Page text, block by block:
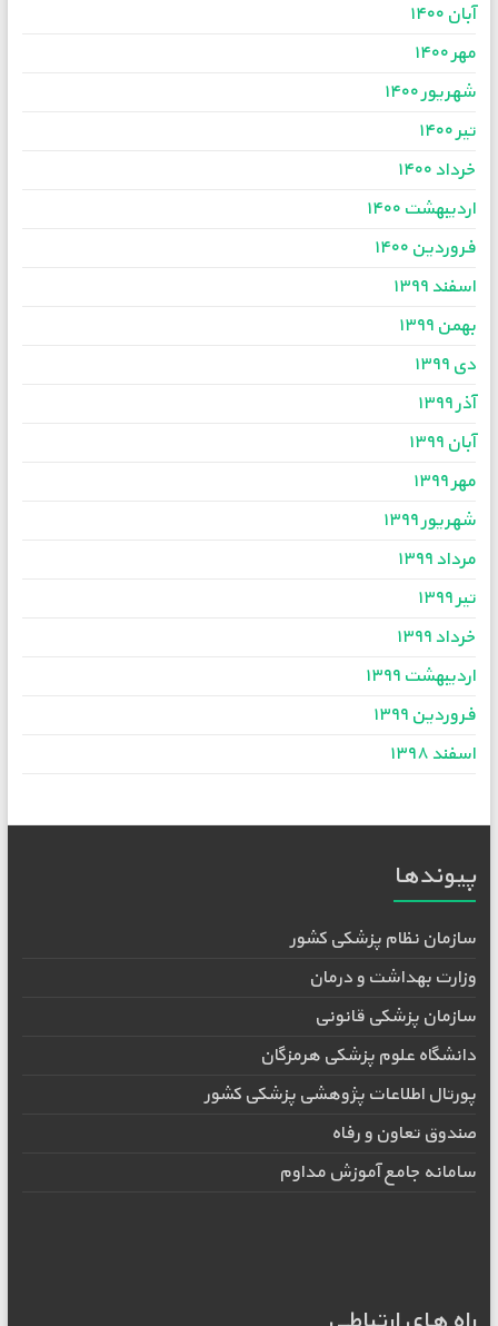
آبان ۱۴۰۰
مهر ۱۴۰۰
شهریور ۱۴۰۰
تیر ۱۴۰۰
خرداد ۱۴۰۰
اردیبهشت ۱۴۰۰
فروردین ۱۴۰۰
اسفند ۱۳۹۹
بهمن ۱۳۹۹
دی ۱۳۹۹
آذر ۱۳۹۹
آبان ۱۳۹۹
مهر ۱۳۹۹
شهریور ۱۳۹۹
مرداد ۱۳۹۹
تیر ۱۳۹۹
خرداد ۱۳۹۹
اردیبهشت ۱۳۹۹
فروردین ۱۳۹۹
اسفند ۱۳۹۸
پیوندها
سازمان نظام پزشکی کشور
وزارت بهداشت و درمان
سازمان پزشکی قانونی
دانشگاه علوم پزشکی هرمزگان
پورتال اطلاعات پژوهشی پزشکی کشور
صندوق تعاون و رفاه
سامانه جامع آموزش مداوم